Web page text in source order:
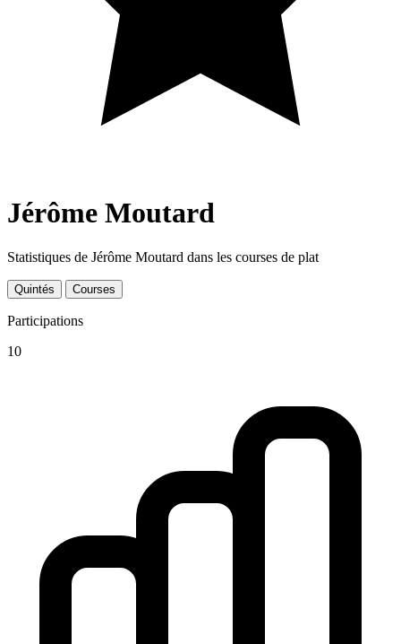
Jérôme Moutard
Statistiques de Jérôme Moutard dans les courses de plat
Quintés Courses
Participations
10